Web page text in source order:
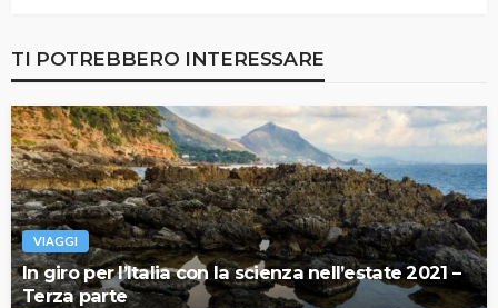
TI POTREBBERO INTERESSARE
VIAGGI
In giro per l’Italia con la scienza nell’estate 2021 –
Terza parte